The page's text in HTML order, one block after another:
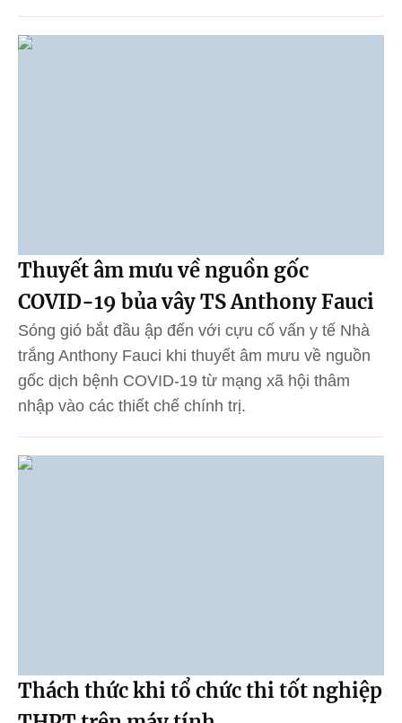
Thuyết âm mưu về nguồn gốc
COVID-19 bủa vây TS Anthony Fauci
Sóng gió bắt đầu ập đến với cựu cố vấn y tế Nhà
trắng Anthony Fauci khi thuyết âm mưu về nguồn
gốc dịch bệnh COVID-19 từ mạng xã hội thâm
nhập vào các thiết chế chính trị.
Thách thức khi tổ chức thi tốt nghiệp